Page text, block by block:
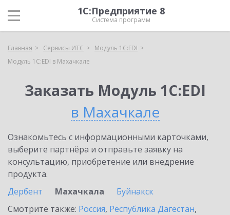
1С:Предприятие 8
Система программ
Главная Сервисы ИТС
Модуль 1C:EDI
Модуль 1C:EDI в Махачкале
Заказать Модуль 1C:EDI
в Махачкале
Ознакомьтесь с информационными карточками,
выберите партнёра и отправьте заявку на
консультацию, приобретение или внедрение
продукта.
Дербент
Махачкала
Буйнакск
Смотрите также: Россия, Республика Дагестан,